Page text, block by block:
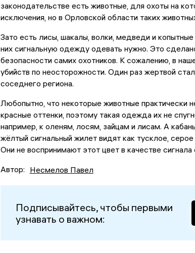
законодательстве есть животные, для охоты на
исключения, но в Орловской области таких
Зато есть лисы, шакалы, волки, медведи и
них сигнальную одежду одевать нужно. Это
безопасности самих охотников. К сожалению, в
убийств по неосторожности. Один раз жертвой
соседнего региона.
Любопытно, что некоторые животные практически
красные оттенки, поэтому такая одежда их не
например, к оленям, лосям, зайцам и лисам. А
жёлтый сигнальный жилет видят как тусклое, серое
Они не воспринимают этот цвет в качестве сигнала
Автор: Несмелов Павел
Подписывайтесь, чтобы первыми
узнавать о важном: